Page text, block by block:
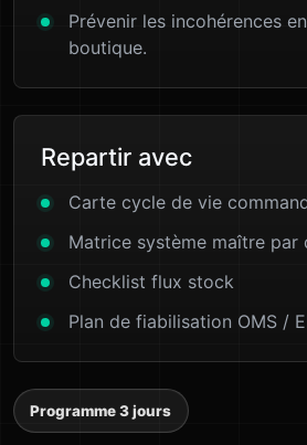
Prévenir les incohérences
boutique.
Repartir avec
Carte cycle de vie
Matrice système maître par
Checklist flux stock
Plan de fiabilisation OMS /
Programme 3 jours